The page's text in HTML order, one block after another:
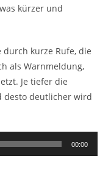
kürzer und
kurze Rufe, die
als Warnmeldung,
Je tiefer die
desto deutlicher wird
00:00